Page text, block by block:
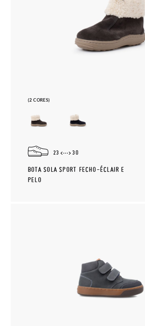
(2 CORES)
23 30
BOTA SOLA SPORT FECHO-ÉCLAIR E
PELO